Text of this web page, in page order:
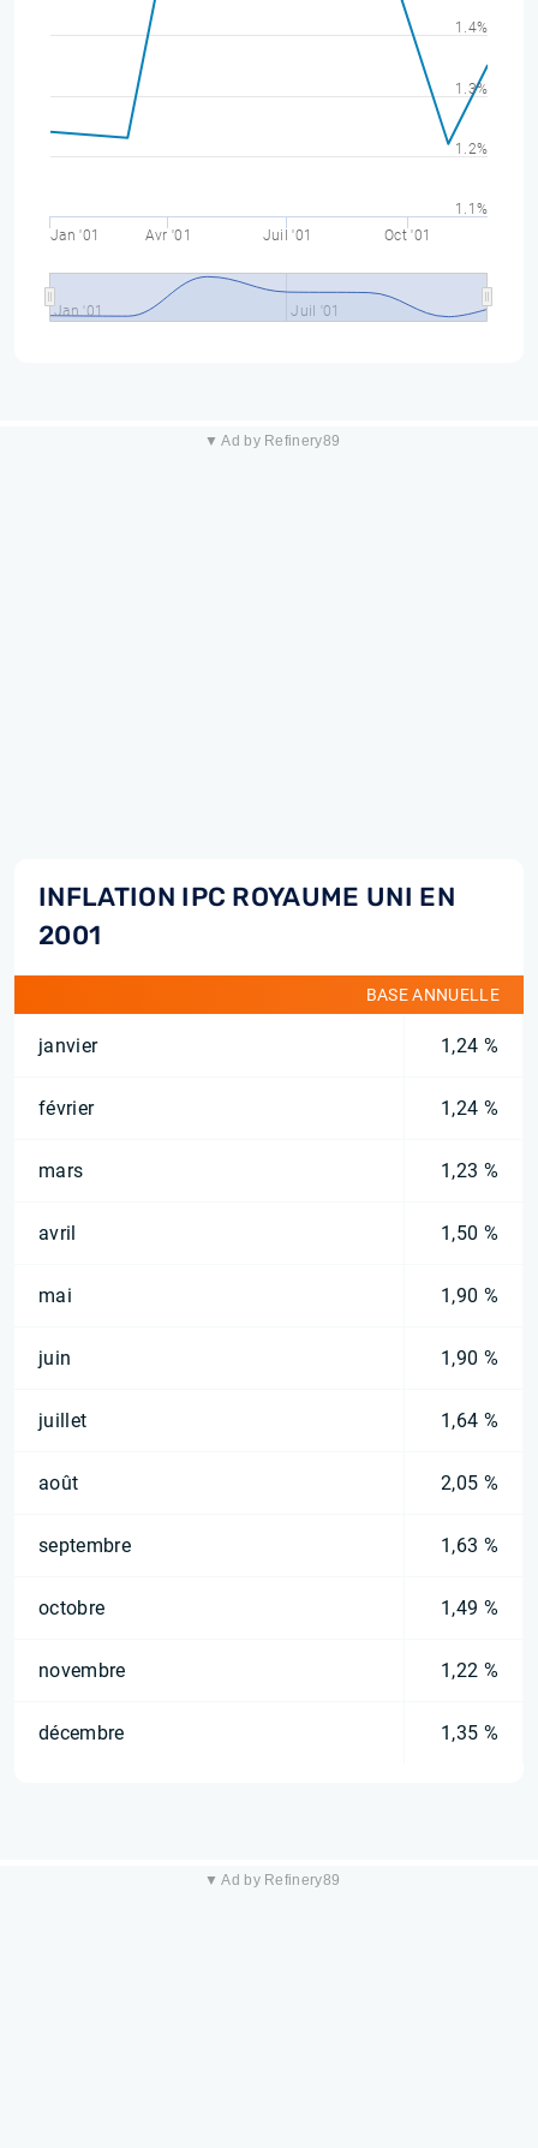
Jan '01 Avr '01 Juil '01 Oct '01
Jan '01 Juil '01
1.1%
1.2%
1.3%
1.4%
▼ Ad by Refinery89
INFLATION IPC ROYAUME UNI EN
2001
BASE ANNUELLE
janvier 1,24 %
février 1,24 %
mars 1,23 %
avril 1,50 %
mai 1,90 %
juin 1,90 %
juillet 1,64 %
août 2,05 %
septembre 1,63 %
octobre 1,49 %
novembre 1,22 %
décembre 1,35 %
▼ Ad by Refinery89